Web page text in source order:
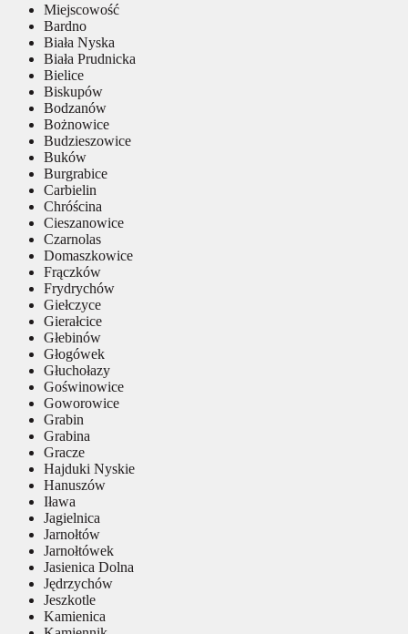
Miejscowość
Bardno
Biała Nyska
Biała Prudnicka
Bielice
Biskupów
Bodzanów
Bożnowice
Budzieszowice
Buków
Burgrabice
Carbielin
Chróścina
Cieszanowice
Czarnolas
Domaszkowice
Frączków
Frydrychów
Giełczyce
Gierałcice
Głebinów
Głogówek
Głuchołazy
Goświnowice
Goworowice
Grabin
Grabina
Gracze
Hajduki Nyskie
Hanuszów
Iława
Jagielnica
Jarnołtów
Jarnołtówek
Jasienica Dolna
Jędrzychów
Jeszkotle
Kamienica